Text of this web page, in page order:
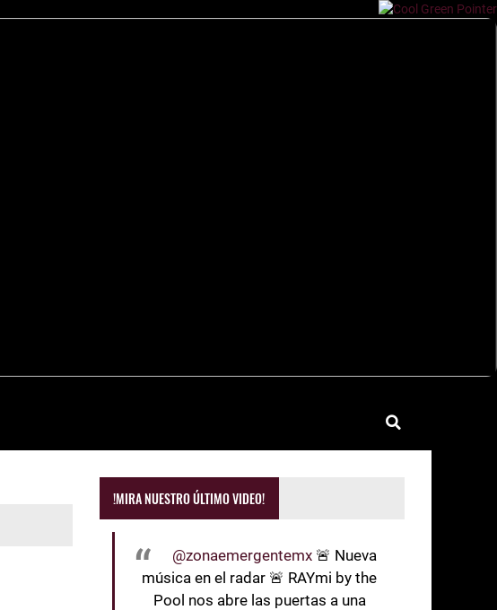
!MIRA NUESTRO ÚLTIMO VIDEO!
@zonaemergentemx 🚨 Nueva
música en el radar 🚨 RAYmi by the
Pool nos abre las puertas a una